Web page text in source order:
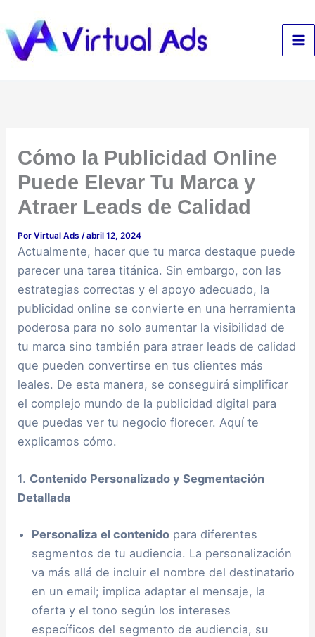
al
contenido
Cómo la Publicidad Online
Puede Elevar Tu Marca y
Atraer Leads de Calidad
PorVirtual Ads/abril 12, 2024
Actualmente, hacer que tu marca destaque puede
parecer una tarea titánica. Sin embargo, con las
estrategias correctas y el apoyo adecuado, la
publicidad online se convierte en una herramienta
poderosa para no solo aumentar la visibilidad de
tu marca sino también para atraer leads de calidad
que pueden convertirse en tus clientes más
leales. De esta manera, se conseguirá simplificar
el complejo mundo de la publicidad digital para
que puedas ver tu negocio florecer. Aquí te
explicamos cómo.
1. Contenido Personalizado y Segmentación
Detallada
Personaliza el contenido para diferentes
segmentos de tu audiencia. La personalización
va más allá de incluir el nombre del destinatario
en un email; implica adaptar el mensaje, la
oferta y el tono según los intereses
específicos del segmento de audiencia, su